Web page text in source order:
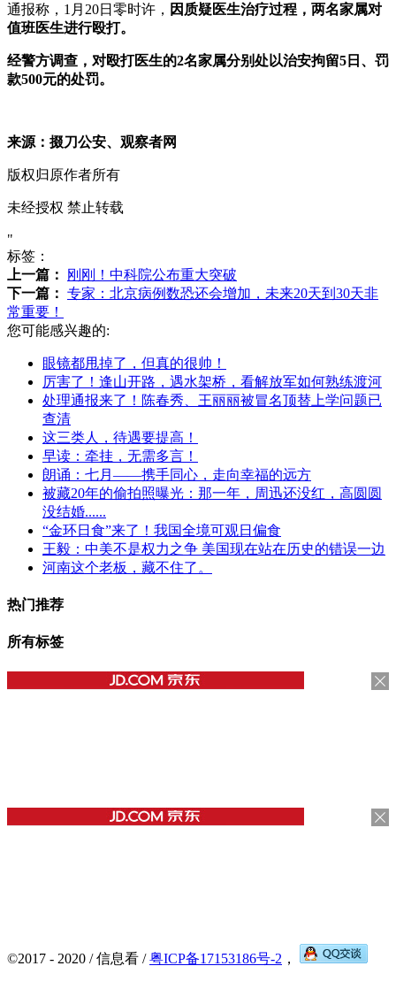
通报称，1月20日零时许， 因质疑医生治疗过程，两名家属对
值班医生进行殴打。
经警方调查，对殴打医生的2名家属分别处以治安拘留5日、罚
款500元的处罚。
来源： 掇刀公安、观察者网
版权归原作者所有
未经授权 禁止转载
"
标签：
上一篇：
刚刚！中科院公布重大突破
下一篇： 专家：北京病例数恐还会增加，未来20天到30天非
常重要！
您可能感兴趣的:
眼镜都甩掉了，但真的很帅！
厉害了！逢山开路，遇水架桥，看解放军如何熟练渡河
处理通报来了！陈春秀、王丽丽被冒名顶替上学问题已
查清
这三类人，待遇要提高！
早读：牵挂，无需多言！
朗诵：七月——携手同心，走向幸福的远方
被藏20年的偷拍照曝光：那一年，周迅还没红，高圆圆
没结婚......
“金环日食”来了！我国全境可观日偏食
王毅：中美不是权力之争 美国现在站在历史的错误一边
河南这个老板，藏不住了。
热门推荐
所有标签
©2017 - 2020 / 信息看 /粤ICP备17153186号-2 ，